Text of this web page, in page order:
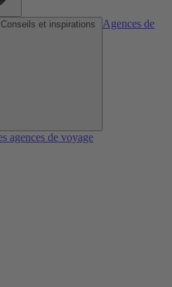
Agences de
agences de voyage